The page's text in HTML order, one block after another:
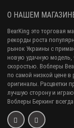
О НАШЕМ
BearKing это торговая
рекорды роста
рынок Украины с
новую удачную модель,
скоростью. Воблеры
по самой низкой цене в
оригиналы. Расцветки
лучшую сторону и
Воблеры Беркинг